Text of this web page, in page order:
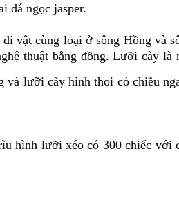
đá ngọc jasper.
vật cùng loại ở sông Hồng và
thuật bằng đồng. Lưỡi cày
lưỡi cày hình thoi có chiều
lưỡi xéo có 300 chiếc với